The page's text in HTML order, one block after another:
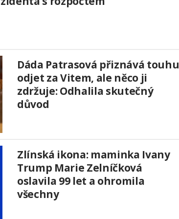
Dáda Patrasová přiznává touhu
odjet za Vitem, ale něco ji
zdržuje: Odhalila skutečný
důvod
Zlínská ikona: maminka Ivany
Trump Marie Zelníčková
oslavila 99 let a ohromila
všechny